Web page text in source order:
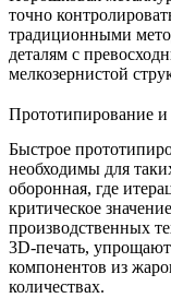
точно
традиционными
деталям с
мелкозернистой
Прототипирование и
Быстрое
необходимы для
оборонная, где
критическое
производственных
3D-печать, упрощают
компонентов из
количествах.